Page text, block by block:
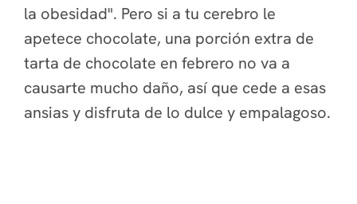
la obesidad". Pero si a tu cerebro le
apetece chocolate, una porción extra de
tarta de chocolate en febrero no va a
causarte mucho daño, así que cede a esas
ansias y disfruta de lo dulce y empalagoso.